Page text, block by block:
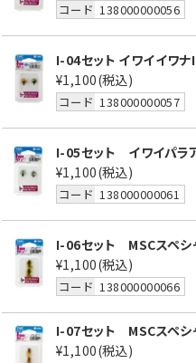
コード 138000000056
I-04セット イワイイワ
¥1,100(税込)
コード 138000000057
I-05セット イワイパラ
¥1,100(税込)
コード 138000000061
I-06セット MSCスペ
¥1,100(税込)
コード 138000000066
I-07セット MSCスペ
¥1,100(税込)